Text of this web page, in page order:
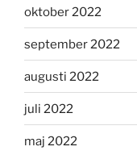
oktober 2022
september 2022
augusti 2022
juli 2022
maj 2022